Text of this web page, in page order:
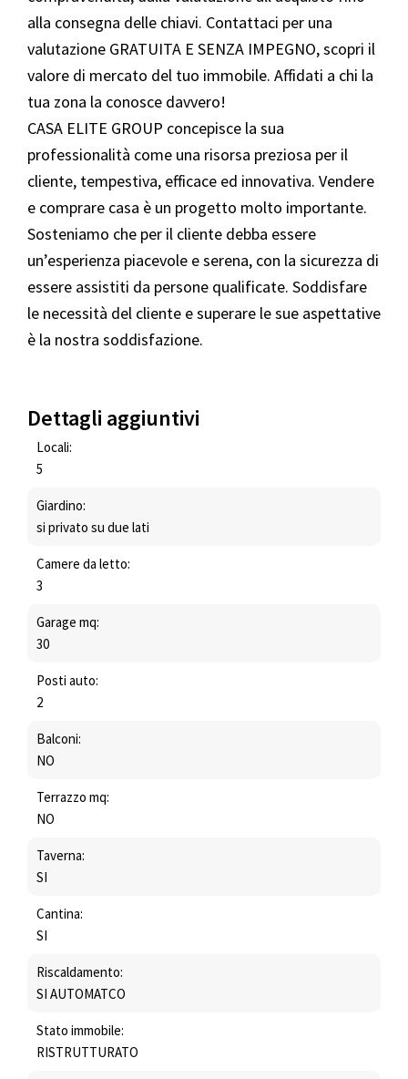
alla consegna delle chiavi. Contattaci per una
valutazione GRATUITA E SENZA IMPEGNO, scopri il
valore di mercato del tuo immobile. Affidati a chi la
tua zona la conosce davvero!
CASA ELITE GROUP concepisce la sua
professionalità come una risorsa preziosa per il
cliente, tempestiva, efficace ed innovativa. Vendere
e comprare casa è un progetto molto importante.
Sosteniamo che per il cliente debba essere
un’esperienza piacevole e serena, con la sicurezza di
essere assistiti da persone qualificate. Soddisfare
le necessità del cliente e superare le sue aspettative
è la nostra soddisfazione.
Dettagli aggiuntivi
Locali:
5
Giardino:
si privato su due lati
Camere da letto:
3
Garage mq:
30
Posti auto:
2
Balconi:
NO
Terrazzo mq:
NO
Taverna:
SI
Cantina:
SI
Riscaldamento:
SI AUTOMATCO
Stato immobile:
RISTRUTTURATO